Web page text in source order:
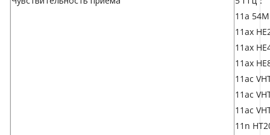
11a
11ax
11ax
11ax
11ac
11ac
11ac
11n